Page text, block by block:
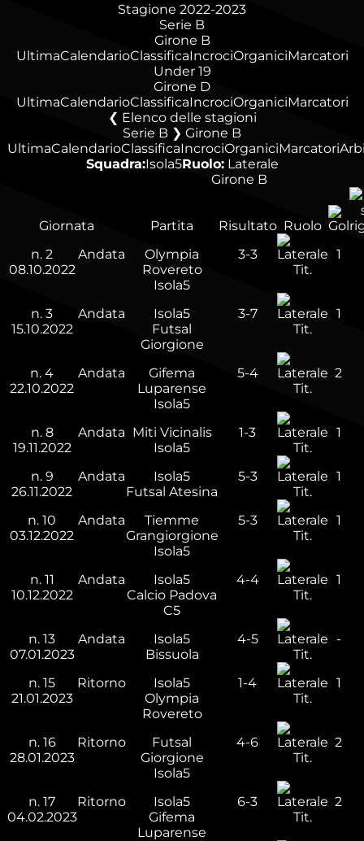
Stagione 2022-2023
Serie B
Girone B
UltimaCalendarioClassificaIncrociOrganiciMarcatori
Under 19
Girone D
UltimaCalendarioClassificaIncrociOrganiciMarcatori
Elenco delle stagioni
Serie B ❯ Girone B
UltimaCalendarioClassificaIncrociOrganiciMarcatori
Squadra:Isola5Ruolo:Laterale
Girone B
Giornata Partita Risultato Ruolo
n.2
08.10.2022
Andata
Olympia
Rovereto
Isola5
3-3
Tit.
1
n.3
15.10.2022
Andata
Isola5
Futsal
Giorgione
3-7
Tit.
1
n.4
22.10.2022
Andata
Gifema
Luparense
Isola5
5-4
Tit.
2
n. 8
19.11.2022
Andata Miti Vicinalis
Isola5
1-3
Tit.
1
n. 9
26.11.2022
Andata
Isola5
Futsal Atesina
5-3
Tit.
1
n.10
03.12.2022
Andata
Tiemme
Grangiorgione
Isola5
5-3
Tit.
1
n. 11
10.12.2022
Andata
Isola5
Calcio Padova
C5
4-4
Tit.
1
n.13
07.01.2023
Andata
Isola5
Bissuola
4-5
Tit.
-
n.15
21.01.2023
Ritorno
Isola5
Olympia
Rovereto
1-4
Tit.
1
n. 16
28.01.2023
Ritorno
Futsal
Giorgione
Isola5
4-6
Tit.
2
n.17
04.02.2023
Ritorno
Isola5
Gifema
Luparense
6-3
Tit.
2